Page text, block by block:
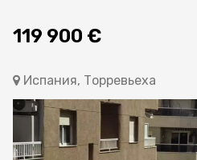
119 900 €
Испания, Торревьеха